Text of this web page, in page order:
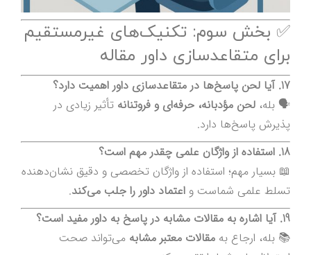
✅ بخش سوم: تکنیک‌های غیرمستقیم
برای متقاعدسازی داور مقاله
17. آیا لحن پاسخ‌ها در متقاعدسازی داور اهمیت دارد؟
🗣 بله، لحن مؤدبانه، حرفه‌ای و فروتنانه تأثیر زیادی در
پذیرش پاسخ‌ها دارد.
18. استفاده از واژگان علمی چقدر مهم است؟
📖 بسیار مهم؛ استفاده از واژگان تخصصی و دقیق نشان‌دهنده
تسلط علمی شماست و اعتماد داور را جلب می‌کند.
19. آیا اشاره به مقالات مشابه در پاسخ به داور مفید است؟
📚 بله، ارجاع به مقالات معتبر مشابه می‌تواند صحت